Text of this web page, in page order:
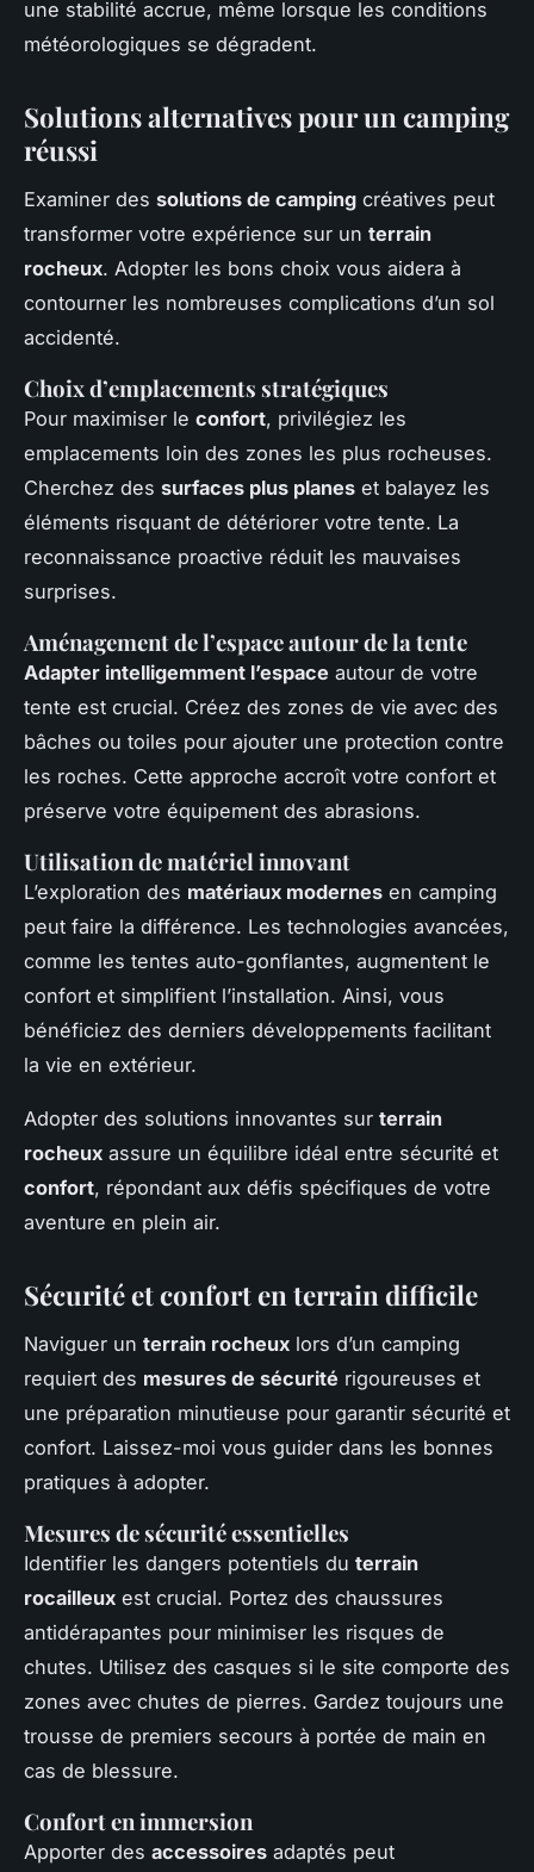
une stabilité accrue, même lorsque les conditions
météorologiques se dégradent.
Solutions alternatives pour un camping
réussi
Examiner des solutions de camping créatives peut
transformer votre expérience sur un terrain
rocheux. Adopter les bons choix vous aidera à
contourner les nombreuses complications d’un sol
accidenté.
Choix d’emplacements stratégiques
Pour maximiser le confort, privilégiez les
emplacements loin des zones les plus rocheuses.
Cherchez des surfaces plus planes et balayez les
éléments risquant de détériorer votre tente. La
reconnaissance proactive réduit les mauvaises
surprises.
Aménagement de l’espace autour de la tente
Adapter intelligemment l’espace autour de votre
tente est crucial. Créez des zones de vie avec des
bâches ou toiles pour ajouter une protection contre
les roches. Cette approche accroît votre confort et
préserve votre équipement des abrasions.
Utilisation de matériel innovant
L’exploration des matériaux modernes en camping
peut faire la différence. Les technologies avancées,
comme les tentes auto-gonflantes, augmentent le
confort et simplifient l’installation. Ainsi, vous
bénéficiez des derniers développements facilitant
la vie en extérieur.
Adopter des solutions innovantes sur terrain
rocheux assure un équilibre idéal entre sécurité et
confort, répondant aux défis spécifiques de votre
aventure en plein air.
Sécurité et confort en terrain difficile
Naviguer un terrain rocheux lors d’un camping
requiert des mesures de sécurité rigoureuses et
une préparation minutieuse pour garantir sécurité et
confort. Laissez-moi vous guider dans les bonnes
pratiques à adopter.
Mesures de sécurité essentielles
Identifier les dangers potentiels du terrain
rocailleux est crucial. Portez des chaussures
antidérapantes pour minimiser les risques de
chutes. Utilisez des casques si le site comporte des
zones avec chutes de pierres. Gardez toujours une
trousse de premiers secours à portée de main en
cas de blessure.
Confort en immersion
Apporter des accessoires adaptés peut